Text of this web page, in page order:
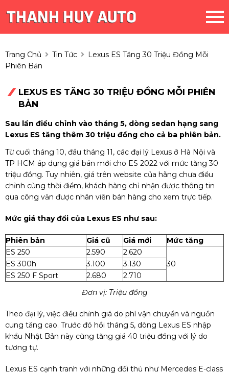
Trang Chủ Tin Tức
Lexus ES Tăng 30 Triệu Đồng Mỗi
Phiên Bản
LEXUS ES TĂNG 30 TRIỆU ĐỒNG MỖI PHIÊN
BẢN
Sau lần điều chỉnh vào tháng 5, dòng sedan hạng sang
Lexus ES tăng thêm 30 triệu đồng cho cả ba phiên bản.
Từ cuối tháng 10, đầu tháng 11, các đại lý Lexus ở Hà Nội và
TP HCM áp dụng giá bán mới cho ES 2022 với mức tăng 30
triệu đồng. Tuy nhiên, giá trên website của hãng chưa điều
chỉnh cùng thời điểm, khách hàng chỉ nhận được thông tin
qua công văn được nhân viên bán hàng cho xem trực tiếp.
Mức giá thay đổi của Lexus ES như sau:
Phiên bản Giá cũ Giá mới
Mức tăng
ES 250
2.590
2.620
30
ES 300h 3.100
3.130
ES 250 F Sport
2.680
2.710
Đơn vị: Triệu đồng
Theo đại lý, việc điều chỉnh giá do phí vận chuyển và nguồn
cung tăng cao. Trước đó hồi tháng 5, dòng Lexus ES nhập
khẩu Nhật Bản này cũng tăng giá 40 triệu đồng với lý do
tương tự.
Lexus ES cạnh tranh với những đối thủ như Mercedes E-class